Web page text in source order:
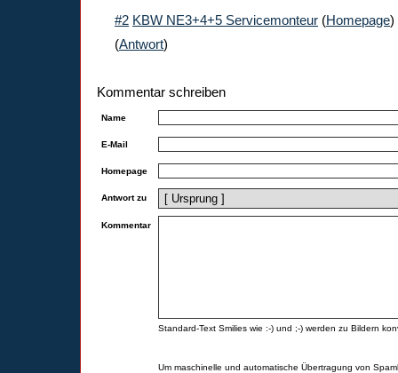
#2 KBW NE3+4+5 Servicemonteur (Homepage)
(Antwort)
Kommentar schreiben
Name
E-Mail
Homepage
Antwort zu
Kommentar
Standard-Text Smilies wie :-) und ;-) werden zu Bildern
Um maschinelle und automatische Übertragung von